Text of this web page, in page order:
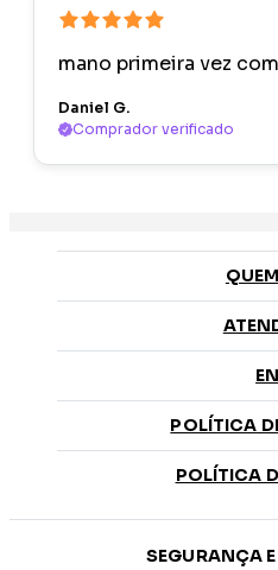
mano primeira vez
Daniel G.
Comprador verificado
POLÍTICA
POLÍTICA
SEGURANÇA